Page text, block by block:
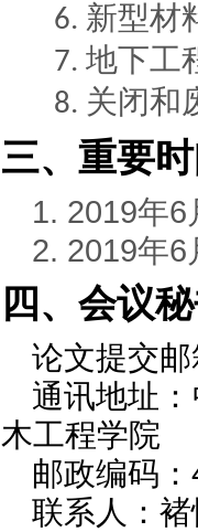
6. 新型材
7. 地下工
8. 关闭和
三、重要
1. 2019年6
2. 2019年6
四、会议
论文提交
通讯地址
木工程学院
邮政编码：
联系人： 褚